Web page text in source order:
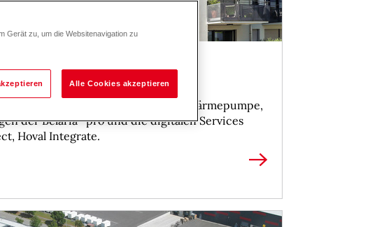
Ausblick auf 2026
pro Erd-Wärmepumpe,
der Belaria pro und die digitalen Services
Hoval Integrate.
Gerät zu, um die Websitenavigation zu
Alle Cookies akzeptieren